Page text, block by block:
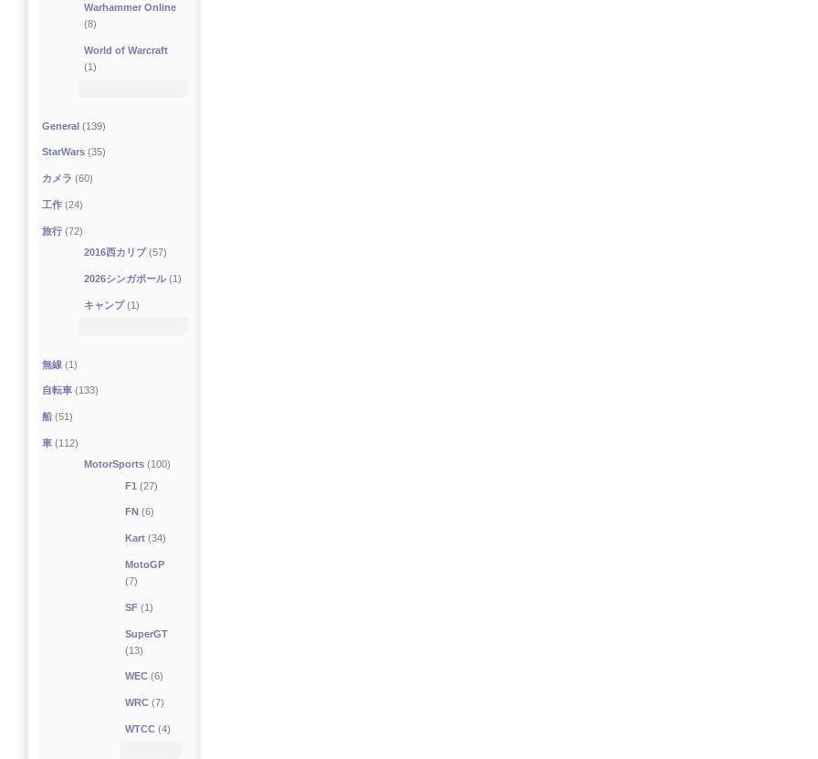
Warhammer Online
(8)
World of Warcraft
(1)
General (139)
StarWars (35)
カメラ (60)
工作 (24)
旅行 (72)
2016西カリブ(57)
2026シンガポール(1)
キャンプ(1)
無線 (1)
自転車 (133)
船 (51)
車 (112)
MotorSports(100)
F1 (27)
FN (6)
Kart (34)
MotoGP
(7)
SF (1)
SuperGT
(13)
WEC (6)
WRC (7)
WTCC (4)